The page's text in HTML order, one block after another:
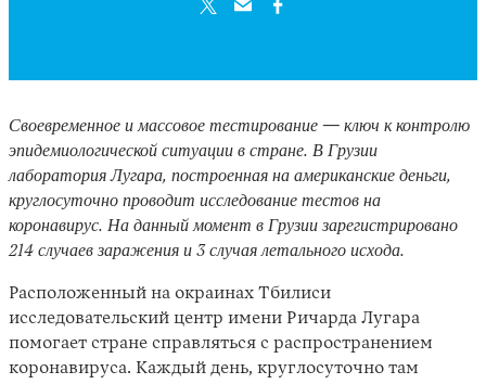
Instagram
X Facebook
YouTube
Своевременное и массовое тестирование — ключ к контролю
эпидемиологической ситуации в стране. В Грузии
лаборатория Лугара, построенная на американские деньги,
круглосуточно проводит исследование тестов на
коронавирус. На данный момент в Грузии зарегистрировано
214 случаев заражения и 3 случая летального исхода.
Расположенный на окраинах Тбилиси
исследовательский центр имени Ричарда Лугара
помогает стране справляться с распространением
коронавируса. Каждый день, круглосуточно там